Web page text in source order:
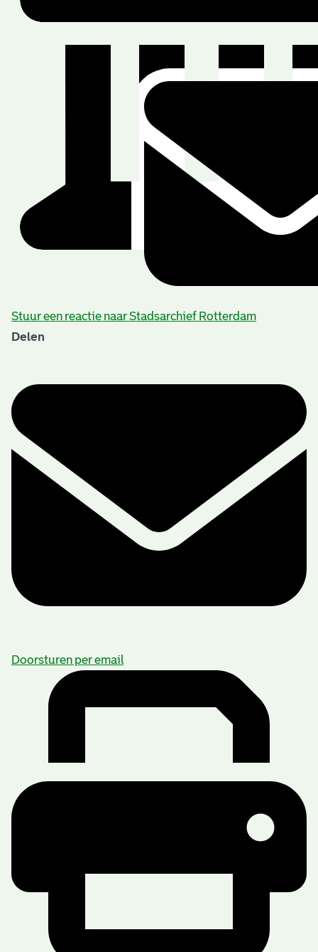
Stuur een reactie naar Stadsarchief Rotterdam
Delen
Doorsturen per email